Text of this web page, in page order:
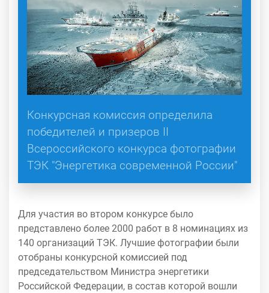
Конкурсная комиссия определила
победителей и призеров II
Всероссийского конкурса фотографии
ТЭК "Энергетика современной России"
Для участия во втором конкурсе было
представлено более 2000 работ в 8 номинациях из
140 организаций ТЭК. Лучшие фотографии были
отобраны конкурсной комиссией под
председательством Министра энергетики
Российской Федерации, в состав которой вошли